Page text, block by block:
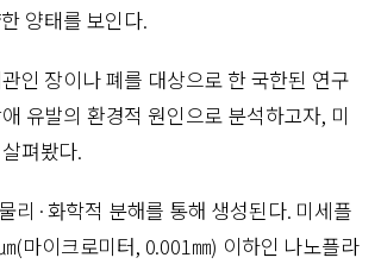
양태를 보인다.
인 장이나 폐를 대상으로 한 국한된 연구
유발의 환경적 원인으로 분석하고자, 미
펴봤다.
리·화학적 분해를 통해 생성된다. 미세플
(마이크로미터, 0.001㎜) 이하인 나노플라